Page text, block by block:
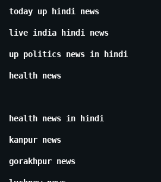
today up hindi news
live india hindi news
up politics news in hindi
health news
health news in hindi
kanpur news
gorakhpur news